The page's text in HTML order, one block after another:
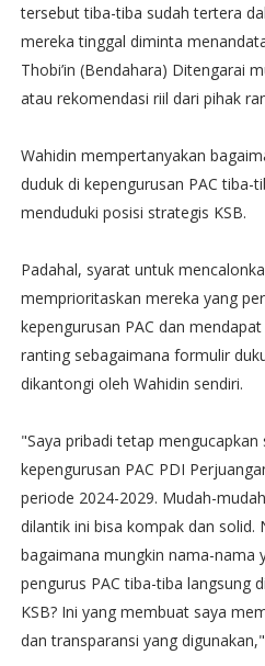
tersebut tiba-tiba sudah tertera
mereka tinggal diminta
​Thobi’in (Bendahara) Ditengarai
atau rekomendasi riil dari pihak
Wahidin mempertanyakan
duduk di kepengurusan PAC tiba-
menduduki posisi strategis KSB.
Padahal, syarat untuk
memprioritaskan mereka yang
kepengurusan PAC dan
ranting sebagaimana formulir
dikantongi oleh Wahidin sendiri.
​"Saya pribadi tetap
kepengurusan PAC PDI
periode 2024-2029. Mudah-
dilantik ini bisa kompak dan solid.
bagaimana mungkin nama-nama
pengurus PAC tiba-tiba langsung
KSB? Ini yang membuat saya
dan transparansi yang